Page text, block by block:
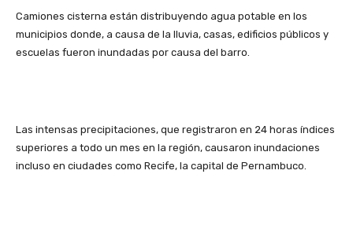
Camiones cisterna están distribuyendo agua potable en los
municipios donde, a causa de la lluvia, casas, edificios públicos y
escuelas fueron inundadas por causa del barro.
Las intensas precipitaciones, que registraron en 24 horas índices
superiores a todo un mes en la región, causaron inundaciones
incluso en ciudades como Recife, la capital de Pernambuco.